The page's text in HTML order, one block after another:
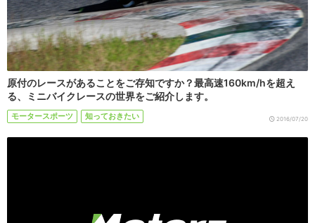
原付のレースがあることをご存知ですか？最高速160km/hを超え
る、ミニバイクレースの世界をご紹介します。
モータースポーツ 知っておきたい 2016/07/20